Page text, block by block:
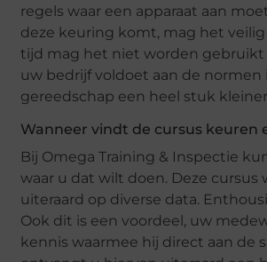
regels waar een apparaat aan
deze keuring komt, mag het
tijd mag het niet worden gebruikt
uw bedrijf voldoet aan de normen
gereedschap een heel stuk
Wanneer vindt de cursus keuren
Bij Omega Training & Inspectie
waar u dat wilt doen. Deze
uiteraard op diverse data.
Ook dit is een voordeel, uw
kennis waarmee hij direct aan de